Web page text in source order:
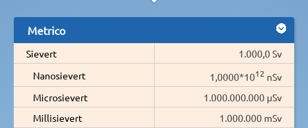
Metrico
Sievert
1.000,0 Sv
Nanosievert
1,0000*1012 nSv
Microsievert
1.000.000.000 µSv
Millisievert
1.000.000 mSv